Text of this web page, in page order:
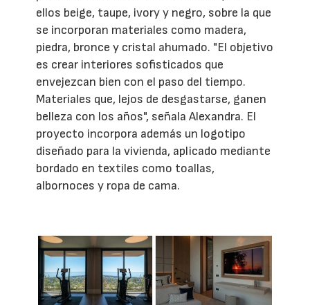
ellos beige, taupe, ivory y negro, sobre la que
se incorporan materiales como madera,
piedra, bronce y cristal ahumado. "El objetivo
es crear interiores sofisticados que
envejezcan bien con el paso del tiempo.
Materiales que, lejos de desgastarse, ganen
belleza con los años", señala Alexandra. El
proyecto incorpora además un logotipo
diseñado para la vivienda, aplicado mediante
bordado en textiles como toallas,
albornoces y ropa de cama.